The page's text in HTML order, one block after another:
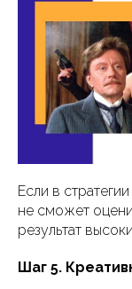
Если в
не сможет
результат
Шаг 5.